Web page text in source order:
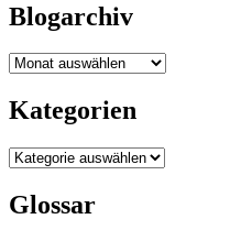
Blogarchiv
Blogarchiv
Kategorien
Kategorien
Glossar